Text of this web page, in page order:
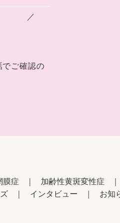
／
ご確認の
膜症 加齢性黄斑変性症
インタビュー お知